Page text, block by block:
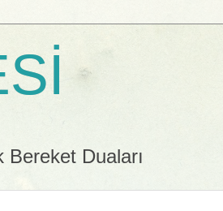
Duaları